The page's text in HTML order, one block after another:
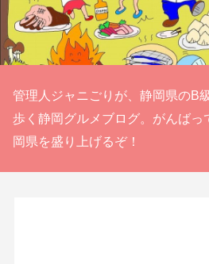
管理人ジャニごりが、静岡県のB
歩く静岡グルメブログ。がんばっ
岡県を盛り上げるぞ！